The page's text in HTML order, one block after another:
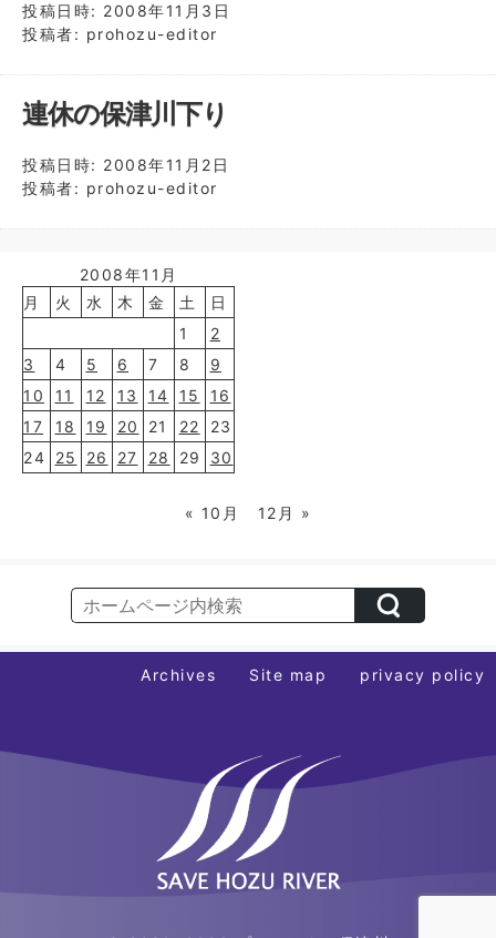
投稿日時: 2008年11月3日
投稿者: prohozu-editor
連休の保津川下り
投稿日時: 2008年11月2日
投稿者: prohozu-editor
2008年11月
月
火 水 木 金 土
日
1
2
3
4 5 6 7 8
9
10
11 12 13 14 15
16
17
18 19 20 21 22
23
24
25 26 27 28 29 30
« 10月 12月 »
Archives Site map privacy policy